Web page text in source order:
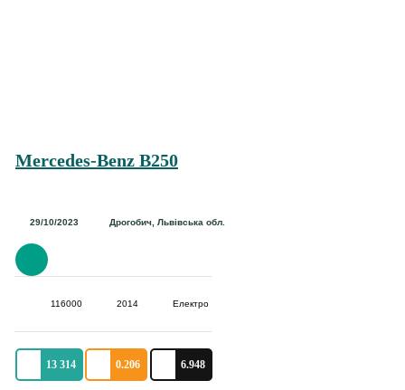
29/10/2023 Дрогобич, Львівська обл.
Mercedes-Benz B250
116000 2014 Електро
13 314 0.206 6.948